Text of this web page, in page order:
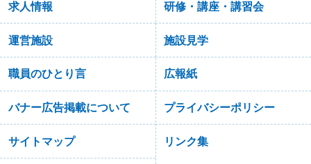
求人情報 研修・講座・講習会
運営施設 施設見学
職員のひとり言 広報紙
バナー広告掲載について プライバシーポリシー
サイトマップ リンク集